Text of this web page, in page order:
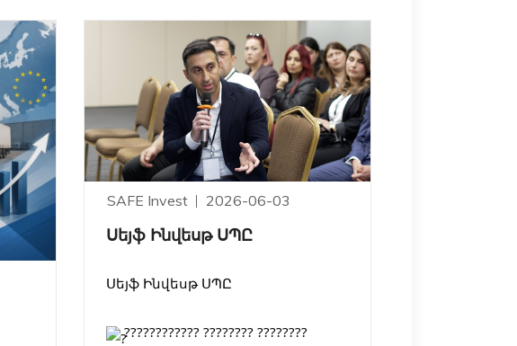
SAFE Invest 2026-06-03
Սեյֆ Ինվեսթ ՍՊԸ
Սեյֆ Ինվեսթ ՍՊԸ
???????????? ???????? ????????